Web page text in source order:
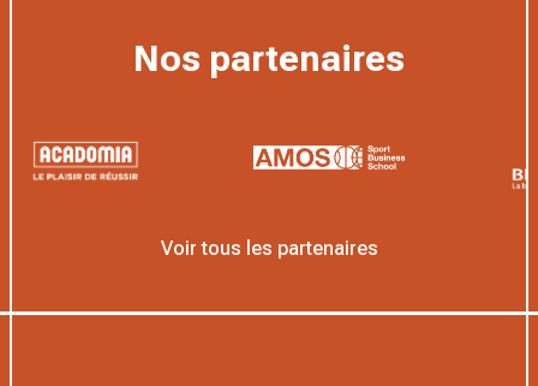
Nos partenaires
Voir tous les partenaires